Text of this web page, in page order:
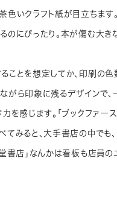
色いクラフト紙が目立ちます
のにぴったり。本が傷む大き
ことを想定してか、印刷の
がら印象に残るデザインで、
を感じます。「ブックファー
みると、大手書店の中でも
堂書店」なんかは看板も店員